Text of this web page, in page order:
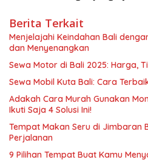
Berita Terkait
Menjelajahi Keindahan Bali
dan Menyenangkan
Sewa Motor di Bali 2025: Harga,
Sewa Mobil Kuta Bali: Cara
Adakah Cara Murah Gunakan
Ikuti Saja 4 Solusi Ini!
Tempat Makan Seru di Jimbaran
Perjalanan
9 Pilihan Tempat Buat Kamu